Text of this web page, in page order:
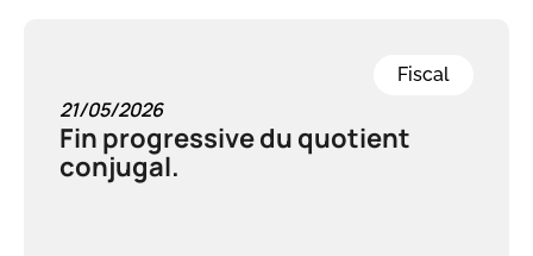
Fiscal
21/05/2026
Fin progressive du quotient
conjugal.